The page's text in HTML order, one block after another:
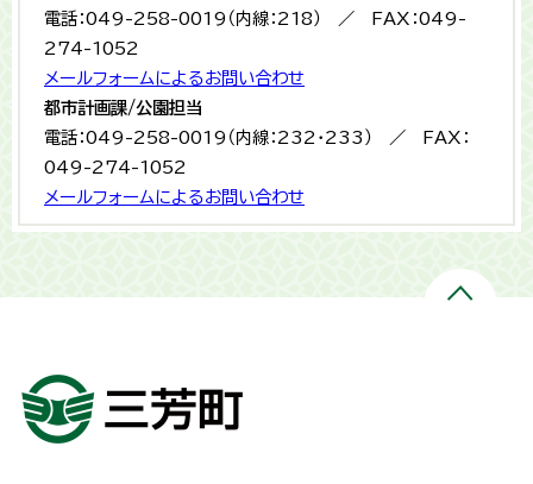
電話：049-258-0019（内線：218） ／ FAX：049-
274-1052
メールフォームによるお問い合わせ
都市計画課/公園担当
電話：049-258-0019（内線：232・233） ／ FAX：
049-274-1052
メールフォームによるお問い合わせ